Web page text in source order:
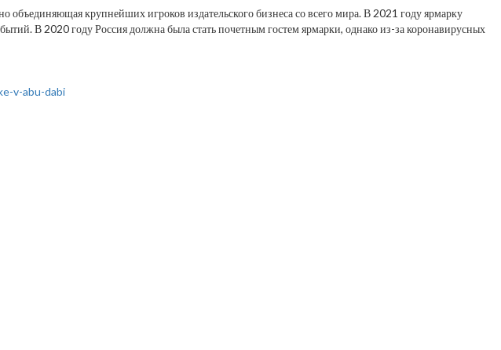
крупнейших игроков издательского бизнеса со всего мира. В 2021 году ярмарку
В 2020 году Россия должна была стать почетным гостем ярмарки, однако из-за коронавирусных
v-abu-dabi